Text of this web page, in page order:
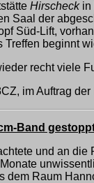
Hirscheckin
Saal der
Süd-Lift,
Treffen beginnt
recht viele
im Auftrag der
Band
und an
dem Raum